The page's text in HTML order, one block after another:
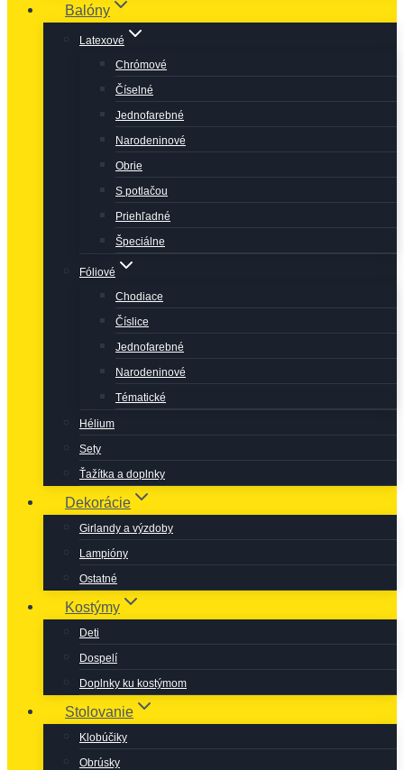
Balóny
Latexové
Chrómové
Číselné
Jednofarebné
Narodeninové
Obrie
S potlačou
Priehľadné
Špeciálne
Fóliové
Chodiace
Číslice
Jednofarebné
Narodeninové
Tématické
Hélium
Sety
Ťažítka a doplnky
Dekorácie
Girlandy a výzdoby
Lampióny
Ostatné
Kostýmy
Deti
Dospelí
Doplnky ku kostýmom
Stolovanie
Klobúčiky
Obrúsky